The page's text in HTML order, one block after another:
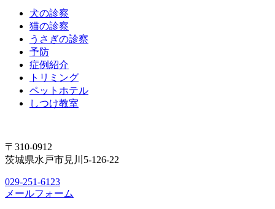
犬の診察
猫の診察
うさぎの診察
予防
症例紹介
トリミング
ペットホテル
しつけ教室
〒310-0912
茨城県水戸市見川5-126-22
029-251-6123
メールフォーム